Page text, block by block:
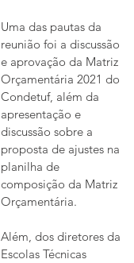
Uma das pautas da
reunião foi a discussão
e aprovação da Matriz
Orçamentária 2021 do
Condetuf, além da
apresentação e
discussão sobre a
proposta de ajustes na
planilha de
composição da Matriz
Orçamentária.
Além, dos diretores da
Escolas Técnicas